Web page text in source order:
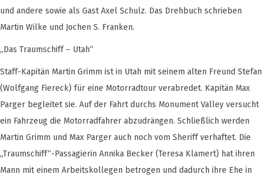
und andere sowie als Gast Axel Schulz. Das Drehbuch schrieben
Martin Wilke und Jochen S. Franken.
„Das Traumschiff – Utah“
Staff-Kapitän Martin Grimm ist in Utah mit seinem alten Freund Stefan
(Wolfgang Fiereck) für eine Motorradtour verabredet. Kapitän Max
Parger begleitet sie. Auf der Fahrt durchs Monument Valley versucht
ein Fahrzeug die Motorradfahrer abzudrängen. Schließlich werden
Martin Grimm und Max Parger auch noch vom Sheriff verhaftet. Die
„Traumschiff“-Passagierin Annika Becker (Teresa Klamert) hat ihren
Mann mit einem Arbeitskollegen betrogen und dadurch ihre Ehe in